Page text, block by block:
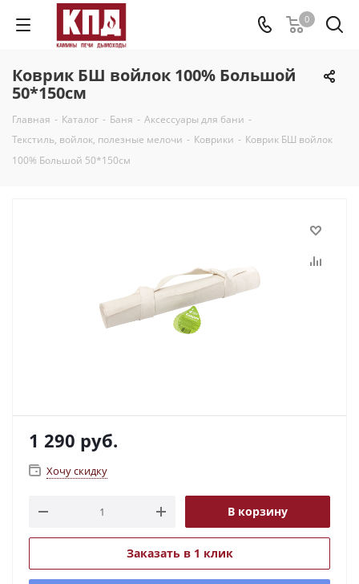
0
Коврик БШ войлок 100% Большой
50*150см
Главная - Каталог - Баня - Аксессуары для бани -
Текстиль, войлок, полезные мелочи - Коврики - Коврик БШ войлок
100% Большой 50*150см
1 290 руб.
Хочу скидку
В корзину
Заказать в 1 клик